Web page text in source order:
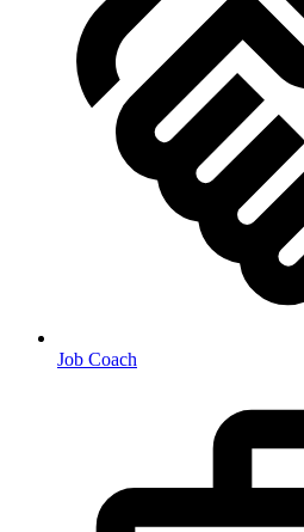
Job Coach